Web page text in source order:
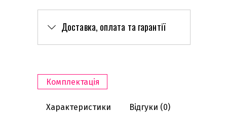
Доставка, оплата та гарантії
Комплектація
Характеристики Відгуки (0)